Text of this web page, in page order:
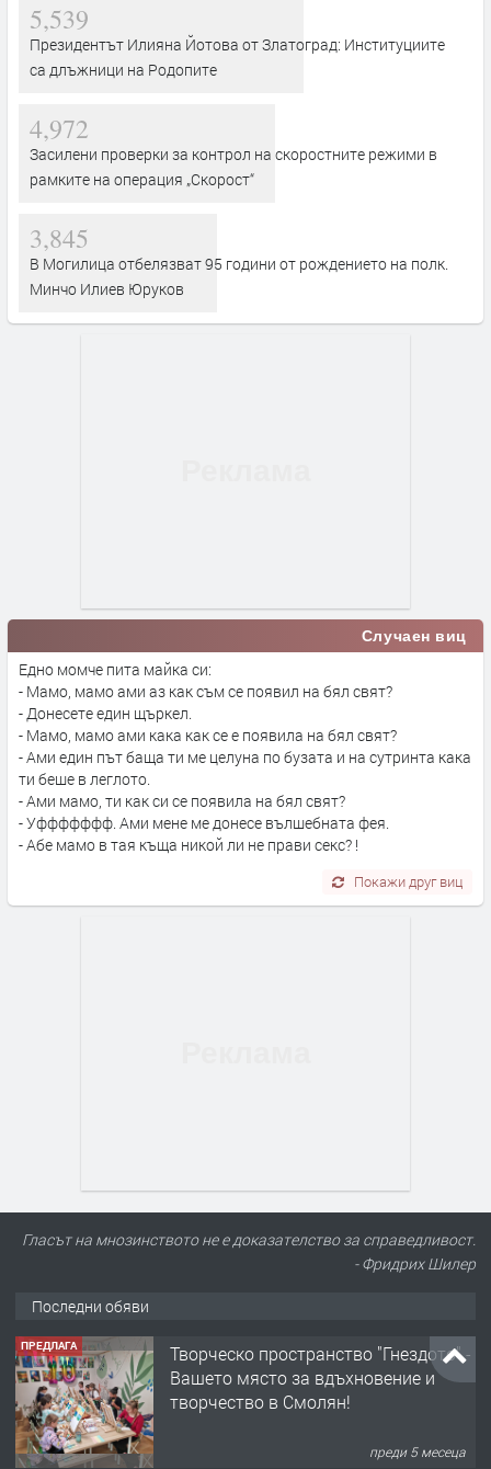
5,539
Президентът Илияна Йотова от Златоград: Институциите
са длъжници на Родопите
4,972
Засилени проверки за контрол на скоростните режими в
рамките на операция „Скорост“
3,845
В Могилица отбелязват 95 години от рождението на полк.
Минчо Илиев Юруков
Случаен виц
Едно момче пита майка си:
- Мамо, мамо ами аз как съм се появил на бял свят?
- Донесете един щъркел.
- Мамо, мамо ами кака как се е появила на бял свят?
- Ами един път баща ти ме целуна по бузата и на сутринта кака
ти беше в леглото.
- Ами мамо, ти как си се появила на бял свят?
- Уффффффф. Ами мене ме донесе вълшебната фея.
- Абе мамо в тая къща никой ли не прави секс? !
Покажи друг виц
Гласът на мнозинството не е доказателство за справедливост.
- Фридрих Шилер
Последни обяви
ПРЕДЛАГА
Творческо пространство "Гнездото" -
Вашето място за вдъхновение и
творчество в Смолян!
преди 5 месеца